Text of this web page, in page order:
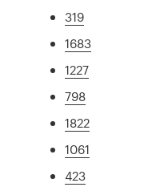
319
1683
1227
798
1822
1061
423